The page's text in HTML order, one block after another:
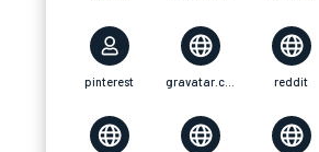
pinterest reddit